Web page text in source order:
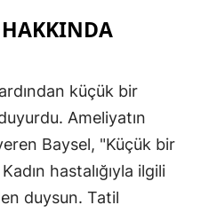
Mersin
İstanbul
İzmir
HAKKINDA
küçük bir
Ameliyatın
Baysel, "Küçük bir
hastalığıyla ilgili
duysun. Tatil